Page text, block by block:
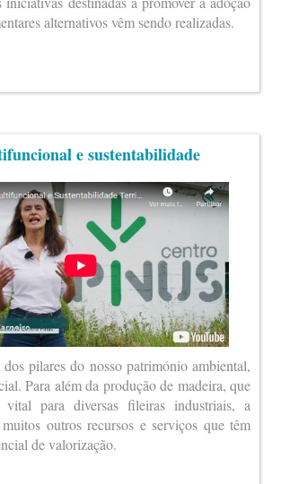
alternativos vêm sendo realizadas.
e sustentabilidade
pilares do nosso património ambiental,
Para além da produção de madeira, que
para diversas fileiras industriais, a
outros recursos e serviços que têm
de valorização.